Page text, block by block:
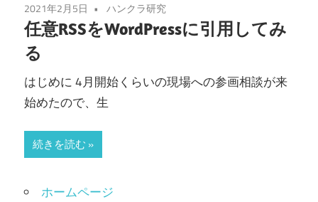
2021年2月5日 ハンクラ研究
任意RSSをWordPressに引用してみ
る
はじめに 4月開始くらいの現場への参画相談が来
始めたので、生
続きを読む
ホームページ